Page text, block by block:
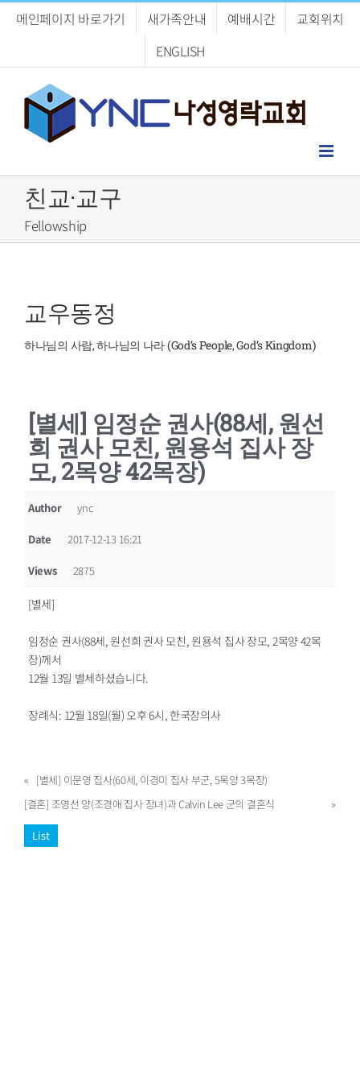
메인페이지 바로가기 새가족안내 예배시간
교회위치
ENGLISH
친교·교구
Fellowship
교우동정
하나님의 사람, 하나님의 나라 (God’s People, God’s Kingdom)
[별세] 임정순 권사(88세, 원선
희 권사 모친, 원용석 집사 장
모, 2목양 42목장)
Author ync
Date 2017-12-13 16:21
Views 2875
[별세]
임정순 권사(88세, 원선희 권사 모친, 원용석 집사 장모, 2목양 42목
장)께서
12월 13일 별세하셨습니다.
장례식: 12월 18일(월) 오후 6시, 한국장의사
« [별세] 이문영 집사(60세, 이경미 집사 부군, 5목양 3목장)
[결혼] 조영선 양(조경애 집사 장녀)과 Calvin Lee 군의 결혼식
»
List